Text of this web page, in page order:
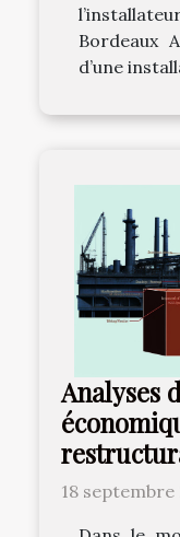
Bordeaux
d’une
Analyses
18 septembre